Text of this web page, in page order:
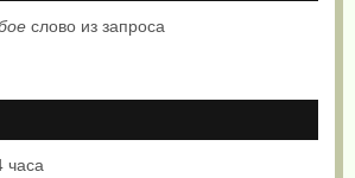
слово из запроса
часа